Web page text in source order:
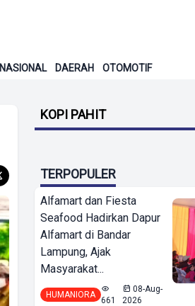
NASIONAL DAERAH OTOMOTIF
KOPI PAHIT
TERPOPULER
Alfamart dan Fiesta
Seafood Hadirkan Dapur
Alfamart di Bandar
Lampung, Ajak
Masyarakat...
HUMANIORA
661
08-Aug-
2026